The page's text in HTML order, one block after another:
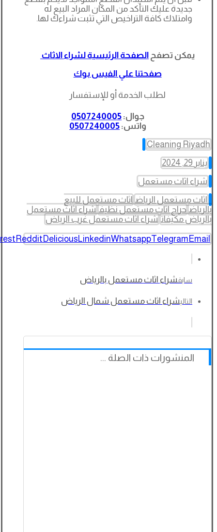
جديدة عليك التأكد من المكان المراد البيع له
وامتلاك كافة التراخيص التي تثبت شراءك لها.
يمكن تصفح الصفحة الرئيسية لشراء الاثاث
صفحتنا علي الفيس بوك
لطلب الخدمة أو للإستفسار
جوال: 0507240005
واتس: 0507240005
Cleaning Riyadh
يناير 29, 2024
شراء اثاث مستعمل
اثاث مستعمل الرياض اثاث مستعمل للبيع
بالرياض حراج اثاث مستعمل نظيف شراء اثاث مستعمل
بالرياض مكيفات شراء اثاث مستعمل غرب الرياض
Reddit DeliciousLinkedinWhatsappTelegram Email
سابقشراء اثاث مستعمل بالرياض
التاليشراء اثاث مستعمل شمال الرياض
المنشورات ذات الصلة ...